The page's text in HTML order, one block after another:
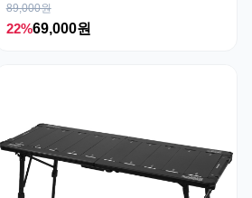
89,000원
22%69,000원